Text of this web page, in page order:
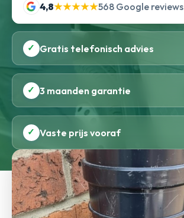
4,8★★★★★568 Google reviews
✓ Gratis telefonisch advies
✓ 3 maanden garantie
✓ Vaste prijs vooraf